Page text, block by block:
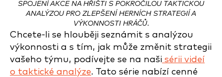
SPOJENÍ AKCE NA HŘIŠTI S POKROČILOU TAKTICKOU
ANALÝZOU PRO ZLEPŠENÍ HERNÍCH STRATEGIÍ A
VÝKONNOSTI HRÁČŮ.
Chcete-li se hlouběji seznámit s analýzou
výkonnosti a s tím, jak může změnit strategii
vašeho týmu, podívejte se na naši sérii videí
o taktické analýze. Tato série nabízí cenné